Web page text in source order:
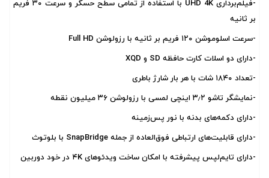
-فیلم‌برداری UHD 4K با استفاده از تمامی سطح حسگر و سرعت ۳۰ فریم
بر ثانیه
-سرعت اسلوموشن ۱۲۰ فریم بر ثانیه با رزولوشن Full HD
-دارای دو اسلات کارت حافظه SD و XQD
-تعداد ۱۸۴۰ شات با هر بار شارژ باطری
-نمایشگر تاشو ۳٫۲ اینچی لمسی با رزولوشن ۳۶ میلیون نقطه
-دارای دکمه‌های بدنه با نور پس‌زمینه
-دارای قابلیت‌های ارتباطی فوق‌العاده از جمله SnapBridge با بلوتوث
-دارای تایم‌لپس پیشرفته با امکان ساخت ویدئو‌های ۴K در خود دوربین